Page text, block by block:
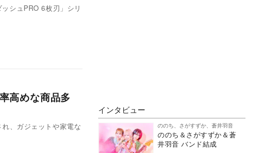
シュPRO 6枚刃」シリ
高めな商品多
、ガジェットや家電な
インタビュー
ののち、さがすずか、蒼井羽音
ののち＆さがすずか＆蒼
井羽音 バンド結成